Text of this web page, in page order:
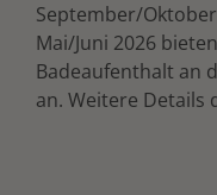
September/
Mai/Juni 2026
Badeaufenthalt an
an. Weitere Details